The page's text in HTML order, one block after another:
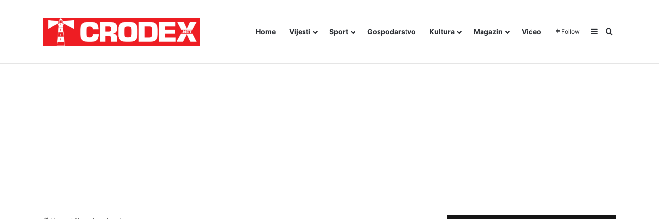
Home Vijesti Sport Gospodarstvo Kultura Magazin Video Follow Sidebar
Traži
Breaking News ZATAJENA ULOGA HVO-a U “OLUJI”